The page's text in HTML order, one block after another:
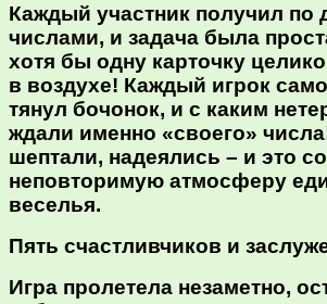
Каждый участник получил по
числами, и задача была
хотя бы одну карточку
в воздухе! Каждый игрок
тянул бочонок, и с каким
ждали именно «своего»
шептали, надеялись – и это
неповторимую атмосферу
веселья.
Пять счастливчиков и
Игра пролетела незаметно,